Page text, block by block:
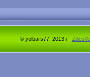
© yolbars77, 2013 г